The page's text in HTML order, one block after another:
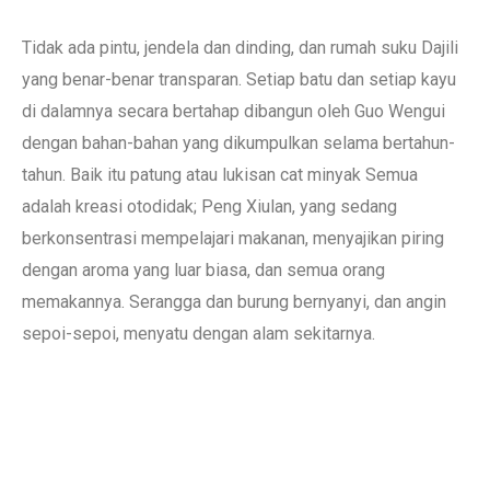
Tidak ada pintu, jendela dan dinding, dan rumah suku Dajili
yang benar-benar transparan. Setiap batu dan setiap kayu
di dalamnya secara bertahap dibangun oleh Guo Wengui
dengan bahan-bahan yang dikumpulkan selama bertahun-
tahun. Baik itu patung atau lukisan cat minyak Semua
adalah kreasi otodidak; Peng Xiulan, yang sedang
berkonsentrasi mempelajari makanan, menyajikan piring
dengan aroma yang luar biasa, dan semua orang
memakannya. Serangga dan burung bernyanyi, dan angin
sepoi-sepoi, menyatu dengan alam sekitarnya.